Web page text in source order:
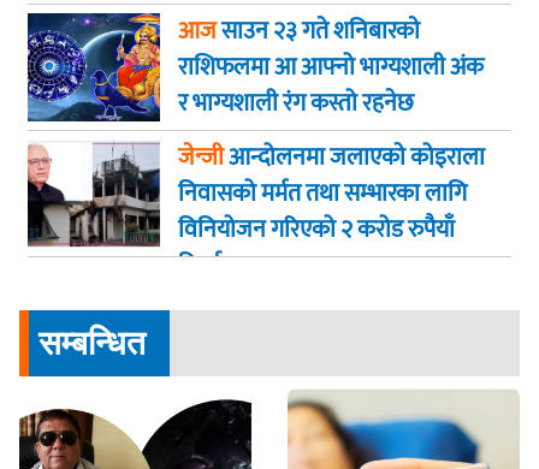
आजसाउन २३ गते शनिबारकाे
राशिफलमा आ आफ्नो भाग्यशाली अंक
र भाग्यशाली रंग कस्तो रहनेछ
जेन्जीआन्दोलनमा जलाएकाे कोइराला
निवासको मर्मत तथा सम्भारका लागि
विनियोजन गरिएको २ करोड रुपैयाँ
फिर्ता
सम्बन्धित